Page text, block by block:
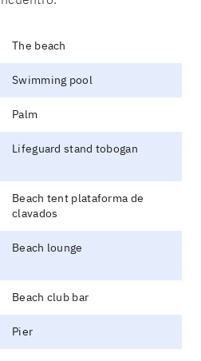
The beach
Swimming pool
Palm
Lifeguard stand tobogan
Beach tent plataforma de
clavados
Beach lounge
Beach club bar
Pier